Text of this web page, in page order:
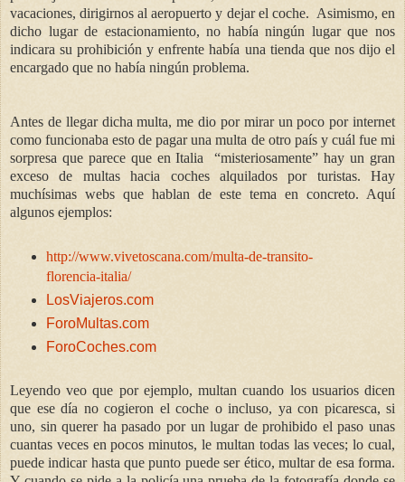
vacaciones, dirigirnos al aeropuerto y dejar el coche. Asimismo, en
dicho lugar de estacionamiento, no había ningún lugar que nos
indicara su prohibición y enfrente había una tienda que nos dijo el
encargado que no había ningún problema.
Antes de llegar dicha multa, me dio por mirar un poco por internet
como funcionaba esto de pagar una multa de otro país y cuál fue mi
sorpresa que parece que en Italia
“misteriosamente” hay un gran
exceso de multas hacia coches alquilados por turistas. Hay
muchísimas webs que hablan de este tema en concreto. Aquí
algunos ejemplos:
http://www.vivetoscana.com/multa-de-transito-
florencia-italia/
LosViajeros.com
ForoMultas.com
ForoCoches.com
Leyendo veo que por ejemplo, multan cuando los usuarios dicen
que ese día no cogieron el coche o incluso, ya con picaresca, si
uno, sin querer ha pasado por un lugar de prohibido el paso unas
cuantas veces en pocos minutos, le multan todas las veces; lo cual,
puede indicar hasta que punto puede ser ético, multar de esa forma.